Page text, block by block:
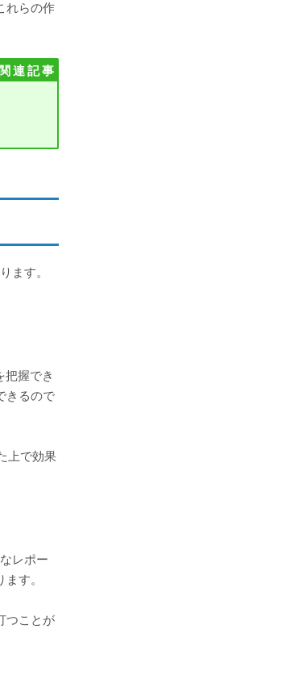
れらの作
ます。
把握でき
きるので
上で効果
レポー
す。
つことが